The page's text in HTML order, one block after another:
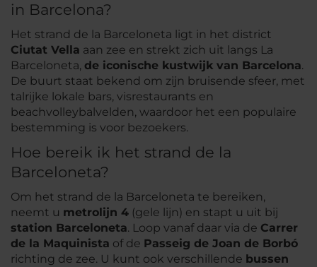
in Barcelona?
Het strand de la Barceloneta ligt in het district
Ciutat Vella aan zee en strekt zich uit langs La
Barceloneta, de iconische kustwijk van Barcelona.
De buurt staat bekend om zijn bruisende sfeer, met
talrijke lokale bars, visrestaurants en
beachvolleybalvelden, waardoor het een populaire
bestemming is voor bezoekers.
Hoe bereik ik het strand de la
Barceloneta?
Om het strand de la Barceloneta te bereiken,
neemt u metrolijn 4 (gele lijn) en stapt u uit bij
station Barceloneta. Loop vanaf daar via de Carrer
de la Maquinista of de Passeig de Joan de Borbó
richting de zee. U kunt ook verschillende bussen